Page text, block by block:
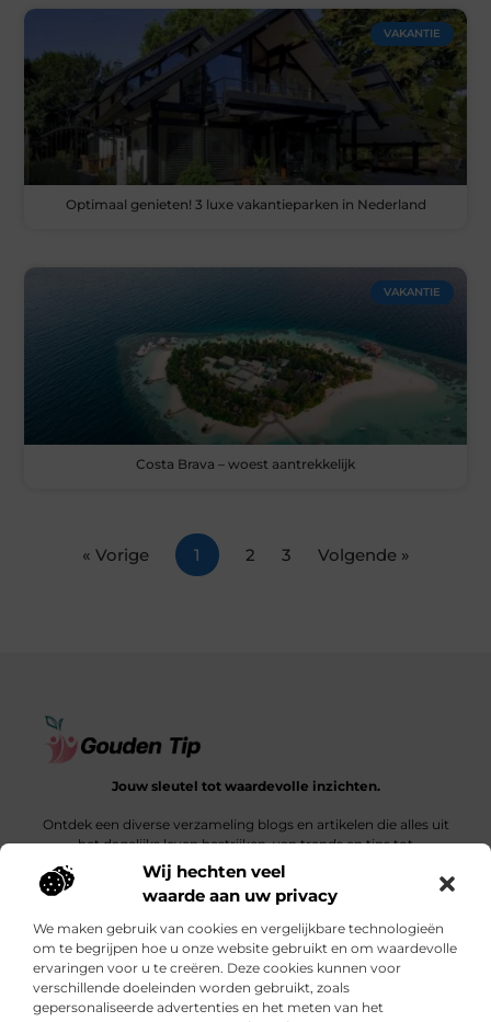
Wij hechten veel
waarde aan uw privacy
We maken gebruik van cookies en vergelijkbare technologieën
om te begrijpen hoe u onze website gebruikt en om waardevolle
ervaringen voor u te creëren. Deze cookies kunnen voor
verschillende doeleinden worden gebruikt, zoals
gepersonaliseerde advertenties en het meten van het
VAKANTIE
Optimaal genieten! 3 luxe vakantieparken in Nederland
VAKANTIE
Costa Brava – woest aantrekkelijk
« Vorige 1 2 3 Volgende »
Jouw sleutel tot waardevolle inzichten.
Ontdek een diverse verzameling blogs en artikelen die alles uit
het dagelijks leven bestrijken, van trends en tips tot
diepgaande verhalen.
Bericht categorie
Onze informatie